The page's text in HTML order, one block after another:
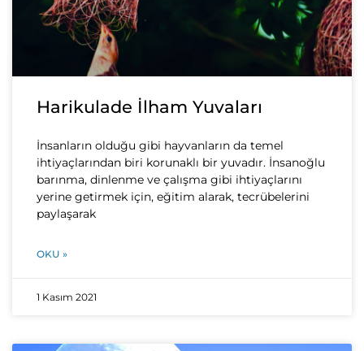
Harikulade İlham Yuvaları
İnsanların olduğu gibi hayvanların da temel
ihtiyaçlarından biri korunaklı bir yuvadır. İnsanoğlu
barınma, dinlenme ve çalışma gibi ihtiyaçlarını
yerine getirmek için, eğitim alarak, tecrübelerini
paylaşarak
OKU »
1 Kasım 2021